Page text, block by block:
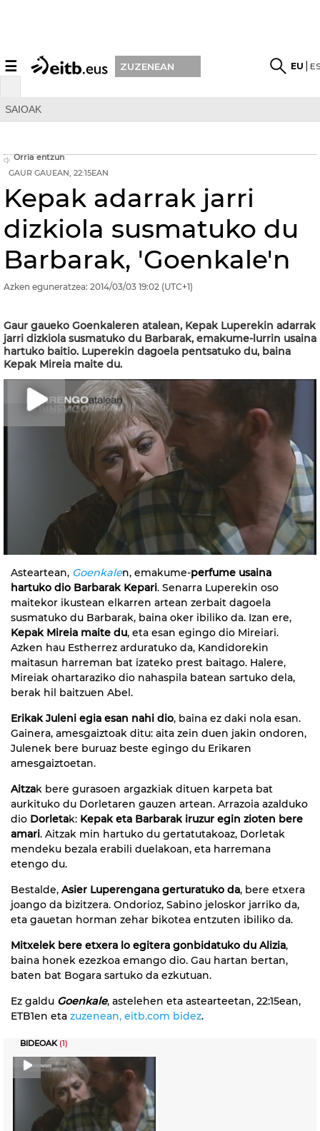
☰ ZUZENEAN EU
SAIOAK
Orria entzun
GAUR GAUEAN, 22:15EAN
Kepak adarrak jarri
dizkiola susmatuko du
Barbarak, 'Goenkale'n
Azken eguneratzea: 2014/03/03 19:02 (UTC+1)
Gaur gaueko Goenkaleren atalean, Kepak Luperekin adarrak
jarri dizkiola susmatuko du Barbarak, emakume-lurrin usaina
hartuko baitio. Luperekin dagoela pentsatuko du, baina
Kepak Mireia maite du.
Asteartean, Goenkalen, emakume-perfume usaina
hartuko dio Barbarak Kepari. Senarra Luperekin oso
maitekor ikustean elkarren artean zerbait dagoela
susmatuko du Barbarak, baina oker ibiliko da. Izan ere,
Kepak Mireia maite du, eta esan egingo dio Mireiari.
Azken hau Estherrez arduratuko da, Kandidorekin
maitasun harreman bat izateko prest baitago. Halere,
Mireiak ohartaraziko dio nahaspila batean sartuko dela,
berak hil baitzuen Abel.
Erikak Juleni egia esan nahi dio, baina ez daki nola esan.
Gainera, amesgaiztoak ditu: aita zein duen jakin ondoren,
Julenek bere buruaz beste egingo du Erikaren
amesgaiztoetan.
Aitzak bere gurasoen argazkiak dituen karpeta bat
aurkituko du Dorletaren gauzen artean. Arrazoia azalduko
dio Dorletak: Kepak eta Barbarak iruzur egin zioten bere
amari. Aitzak min hartuko du gertatutakoaz, Dorletak
mendeku bezala erabili duelakoan, eta harremana
etengo du.
Bestalde, Asier Luperengana gerturatuko da, bere etxera
joango da bizitzera. Ondorioz, Sabino jeloskor jarriko da,
eta gauetan horman zehar bikotea entzuten ibiliko da.
Mitxelek bere etxera lo egitera gonbidatuko du Alizia,
baina honek ezezkoa emango dio. Gau hartan bertan,
baten bat Bogara sartuko da ezkutuan.
Ez galdu Goenkale, astelehen eta astearteetan, 22:15ean,
ETB1en eta zuzenean, eitb.com bidez.
BIDEOAK (1)